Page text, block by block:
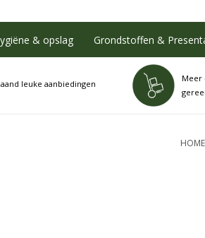
& opslag Grondstoffen &
leuke aanbiedingen
Meer
HOME